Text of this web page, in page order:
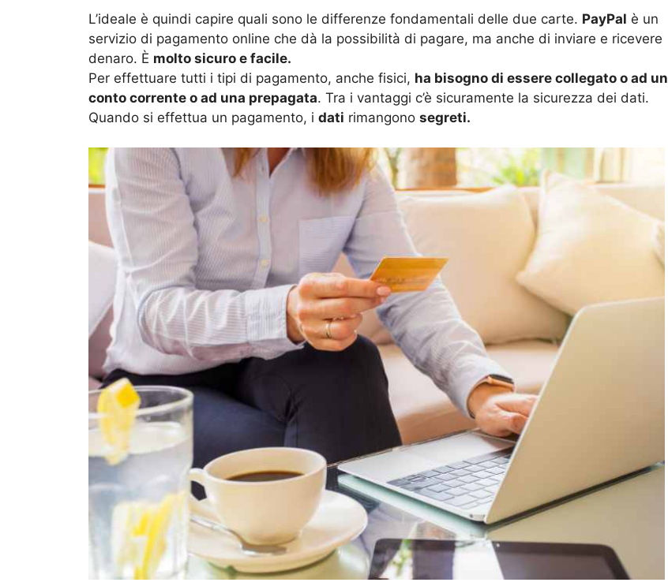
L’ideale è quindi capire quali sono le differenze fondamentali delle due carte. PayPal è un
servizio di pagamento online che dà la possibilità di pagare, ma anche di inviare e ricevere
denaro. È molto sicuro e facile.
Per effettuare tutti i tipi di pagamento, anche fisici, ha bisogno di essere collegato o ad un
conto corrente o ad una prepagata. Tra i vantaggi c’è sicuramente la sicurezza dei dati.
Quando si effettua un pagamento, i dati rimangono segreti.